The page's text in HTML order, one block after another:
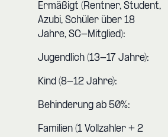
Ermäßigt (Rentner, Student,
Azubi, Schüler über 18
Jahre, SC-Mitglied):
Jugendlich (13-17 Jahre):
Kind (8-12 Jahre):
Behinderung ab 50%:
Familien (1 Vollzahler + 2